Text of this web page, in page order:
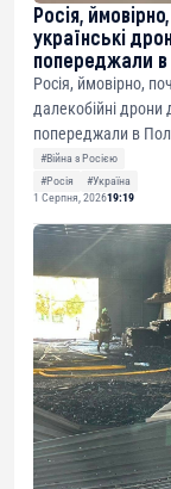
Росія,
українські
попереджали
Росія, ймовірно,
далекобійні дрони
попереджали в
#Війна з Росією
#Росія
#Україна
1 Серпня, 202619:19